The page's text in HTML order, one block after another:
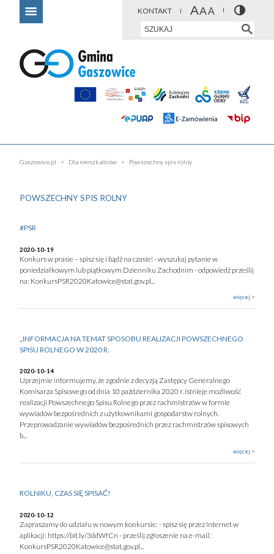
KONTAKT
Gaszowice.pl Dla mieszkańców Powszechny spis rolny
POWSZECHNY SPIS ROLNY
#PSR
2020-10-19
Konkurs w prasie – spisz się i bądź na czasie! - wyszukaj pytanie w
poniedziałkowym lub piątkowym Dzienniku Zachodnim - odpowiedź prześlij
na: KonkursPSR2020Katowice@stat.gov.pl...
więcej >
„INFORMACJA NA TEMAT SPOSOBU REALIZACJI POWSZECHNEGO
SPISU ROLNEGO W 2020 R.
2020-10-14
Uprzejmie informujemy, że zgodnie z decyzją Zastępcy Generalnego
Komisarza Spisowego od dnia 10 października 2020 r. istnieje możliwość
realizacji Powszechnego Spisu Rolnego przez rachmistrzów w formie
wywiadów bezpośrednich z użytkownikami gospodarstw rolnych.
Przeprowadzanie wywiadów bezpośrednich przez rachmistrzów spisowych
b...
więcej >
ROLNIKU, CZAS SIĘ SPISAĆ!
2020-10-12
Zapraszamy do udziału w nowym konkursie: - spisz się przez Internet w
aplikacji: https://bit.ly/3ddWfCn - prześlij zgłoszenie na e-mail:
KonkursPSR2020Katowice@stat.gov.pl...